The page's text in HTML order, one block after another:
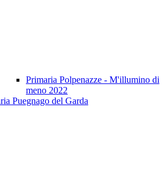
Primaria Polpenazze - M'illumino di
meno 2022
Puegnago del Garda